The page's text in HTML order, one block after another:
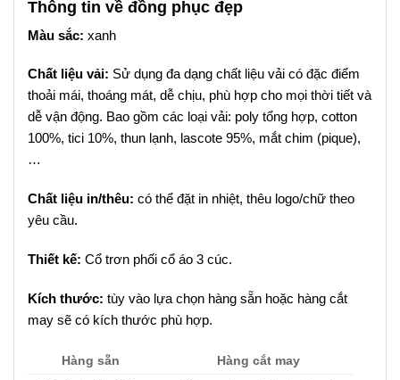
Thông tin về đồng phục đẹp
Màu sắc: xanh
Chất liệu vải: Sử dụng đa dạng chất liệu vải có đặc điểm
thoải mái, thoáng mát, dễ chịu, phù hợp cho mọi thời tiết và
dễ vận động. Bao gồm các loại vải: poly tổng hợp, cotton
100%, tici 10%, thun lạnh, lascote 95%, mắt chim (pique),
…
Chất liệu in/thêu: có thể đặt in nhiệt, thêu logo/chữ theo
yêu cầu.
Thiết kế: Cổ trơn phối cổ áo 3 cúc.
Kích thước: tùy vào lựa chọn hàng sẵn hoặc hàng cắt
may sẽ có kích thước phù hợp.
Hàng sẵn
Hàng cắt may